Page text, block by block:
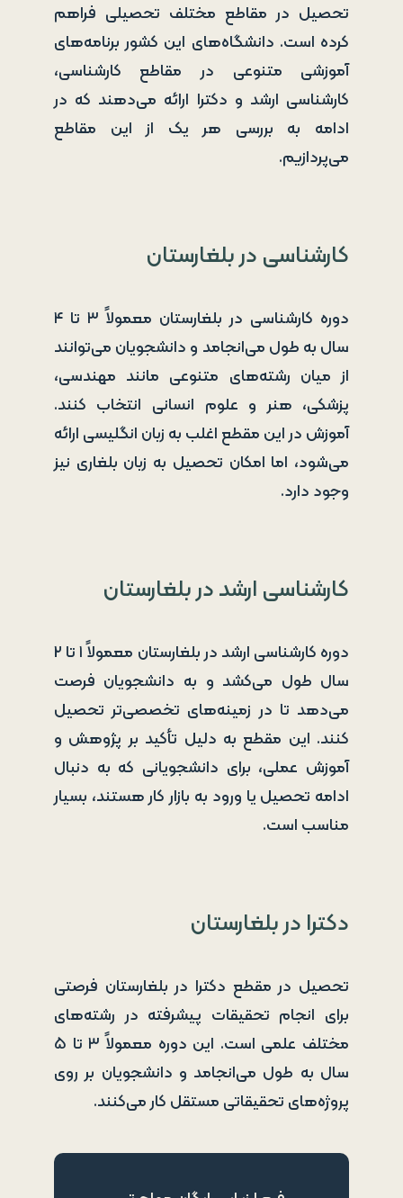
تحصیل در مقاطع مختلف تحصیلی فراهم
کرده است. دانشگاه‌های این کشور برنامه‌های
آموزشی متنوعی در مقاطع کارشناسی،
کارشناسی ارشد و دکترا ارائه می‌دهند که در
ادامه به بررسی هر یک از این مقاطع
می‌پردازیم.
کارشناسی در بلغارستان
دوره کارشناسی در بلغارستان معمولاً ۳ تا ۴
سال به طول می‌انجامد و دانشجویان می‌توانند
از میان رشته‌های متنوعی مانند مهندسی،
پزشکی، هنر و علوم انسانی انتخاب کنند.
آموزش در این مقطع اغلب به زبان انگلیسی ارائه
می‌شود، اما امکان تحصیل به زبان بلغاری نیز
وجود دارد.
کارشناسی ارشد در بلغارستان
دوره کارشناسی ارشد در بلغارستان معمولاً ۱ تا ۲
سال طول می‌کشد و به دانشجویان فرصت
می‌دهد تا در زمینه‌های تخصصی‌تر تحصیل
کنند. این مقطع به دلیل تأکید بر پژوهش و
آموزش عملی، برای دانشجویانی که به دنبال
ادامه تحصیل یا ورود به بازار کار هستند، بسیار
مناسب است.
دکترا در بلغارستان
تحصیل در مقطع دکترا در بلغارستان فرصتی
برای انجام تحقیقات پیشرفته در رشته‌های
مختلف علمی است. این دوره معمولاً ۳ تا ۵
سال به طول می‌انجامد و دانشجویان بر روی
پروژه‌های تحقیقاتی مستقل کار می‌کنند.